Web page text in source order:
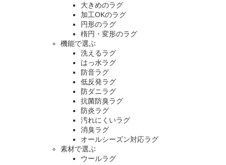
大きめのラグ
加工OKのラグ
円形のラグ
楕円・変形のラグ
機能で選ぶ
洗えるラグ
はっ水ラグ
防音ラグ
低反発ラグ
防ダニラグ
抗菌防臭ラグ
防炎ラグ
汚れにくいラグ
消臭ラグ
オールシーズン対応ラグ
素材で選ぶ
ウールラグ